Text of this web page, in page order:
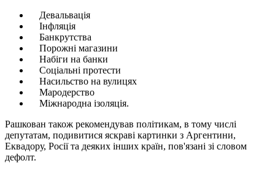
Девальвація
Інфляція
Банкрутства
Порожні магазини
Набіги на банки
Соціальні протести
Насильство на вулицях
Мародерство
Міжнародна ізоляція.
Рашкован також рекомендував політикам, в тому числі
депутатам, подивитися яскраві картинки з Аргентини,
Еквадору, Росії та деяких інших країн, пов'язані зі словом
дефолт.